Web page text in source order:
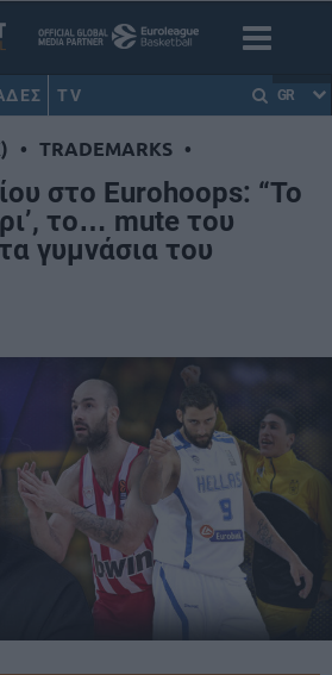
TV GR
• TRADEMARKS •
στο Eurohoops: “Το
το… mute του
γυμνάσια του